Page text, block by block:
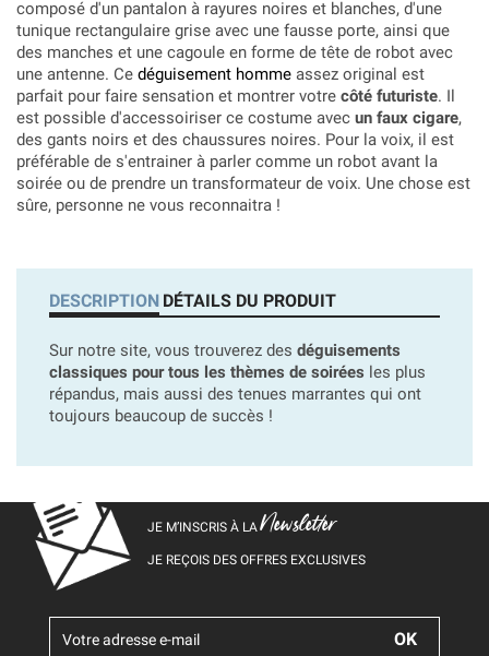
composé d'un pantalon à rayures noires et blanches, d'une
tunique rectangulaire grise avec une fausse porte, ainsi que
des manches et une cagoule en forme de tête de robot avec
une antenne. Ce déguisement homme assez original est
parfait pour faire sensation et montrer votre côté futuriste. Il
est possible d'accessoiriser ce costume avec un faux cigare,
des gants noirs et des chaussures noires. Pour la voix, il est
préférable de s'entrainer à parler comme un robot avant la
soirée ou de prendre un transformateur de voix. Une chose est
sûre, personne ne vous reconnaitra !
DESCRIPTION DÉTAILS DU PRODUIT
Sur notre site, vous trouverez des déguisements
classiques pour tous les thèmes de soirées les plus
répandus, mais aussi des tenues marrantes qui ont
toujours beaucoup de succès !
JE M’INSCRIS À LANewsletter
JE REÇOIS DES OFFRES EXCLUSIVES